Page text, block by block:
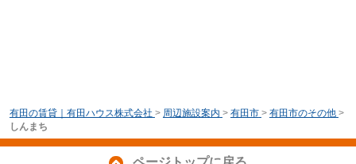
有田の賃貸｜有田ハウス株式会社 > 周辺施設案内 > 有田市 > 有田市のその他 >
しんまち